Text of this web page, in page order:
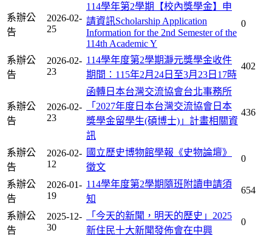
系辦公
告
2026-02-
25
114學年第2學期【校內獎學金】申
請資訊Scholarship Application
Information for the 2nd Semester of the
114th Academic Y
0
系辦公
告
2026-02-
23
114學年度第2學期瀞元獎學金收件
期間：115年2月24日至3月23日17時
402
系辦公
告
2026-02-
23
函轉日本台灣交流協會台北事務所
「2027年度日本台灣交流協會日本
獎學金留學生(碩博士)」計畫相關資
訊
436
系辦公
告
2026-02-
12
國立歷史博物館學報《史物論壇》
徵文
0
系辦公
告
2026-01-
19
114學年度第2學期隨班附讀申請須
知
654
系辦公
告
2025-12-
30
「今天的新聞，明天的歷史」2025
新住民十大新聞發佈會在中興
0